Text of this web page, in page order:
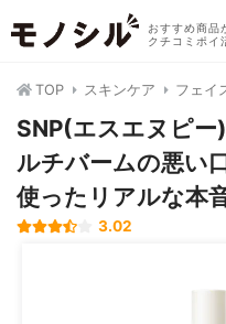
おすすめ商品
クチコミポイ
TOP スキンケア フェイ
SNP(エスエヌピ
ルチバームの悪い
使ったリアルな本
3.02